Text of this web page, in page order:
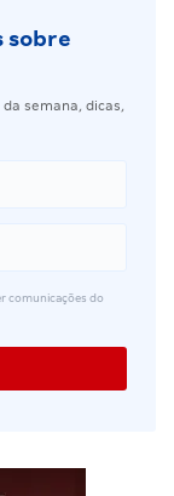
sobre
semana, dicas,
comunicações do